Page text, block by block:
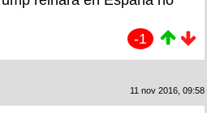
-1
11 nov 2016, 09:58